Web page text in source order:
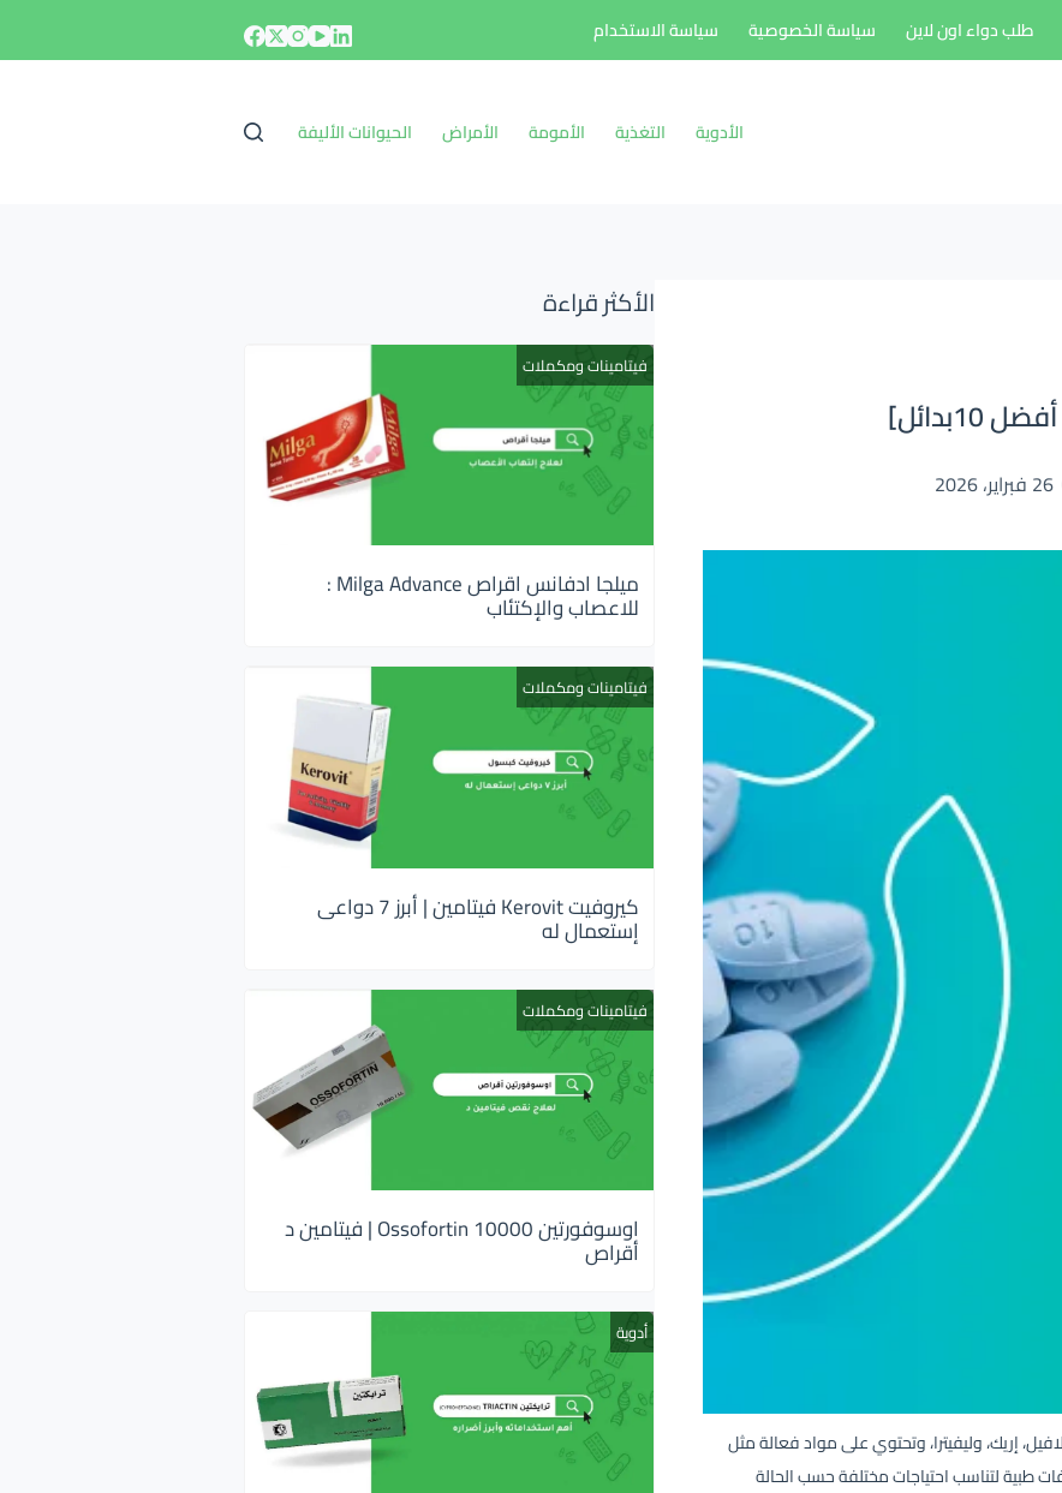
طلب دواء اون لاين سياسة الخصوصية سياسة الاستخدام
الأدوية التغذية الأمومة الأمراض الحيوانات الأليفة
26 فبراير، 2026
إريك، وليفيترا، وتحتوي على مواد فعالة مثل
طبية لتناسب احتياجات مختلفة حسب الحالة
الأكثر قراءة
فيتامينات ومكملات
ميلجا ادفانس اقراص Milga Advance :
للاعصاب والإكتئاب
فيتامينات ومكملات
كيروفيت Kerovit فيتامين | أبرز 7 دواعى
إستعمال له
فيتامينات ومكملات
اوسوفورتين 10000 Ossofortin | فيتامين د
أقراص
أدوية